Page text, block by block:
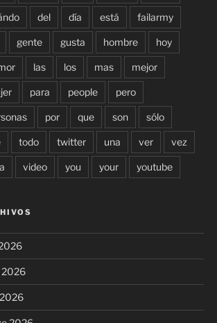
del día está failarmy
gente gusta hombre hoy
las los mas mejor
para people pero
por que son sólo
todo twitter una ver vez
video you your youtube
2026